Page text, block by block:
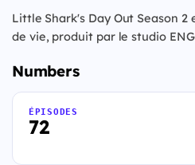
Little Shark's Day Out Season
de vie, produit par le studio
Numbers
72
ÉPISODES